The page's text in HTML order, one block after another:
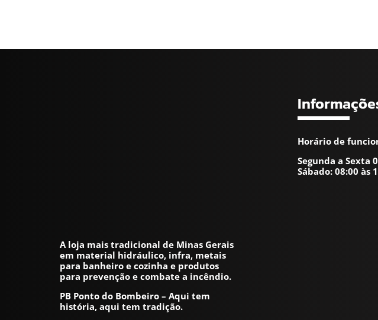
A loja mais tradicional de Minas Gerais
em material hidráulico, infra, metais
para banheiro e cozinha e produtos
para prevenção e combate a incêndio.
PB Ponto do Bombeiro – Aqui tem
história, aqui tem tradição.
Horário de
Segunda a Sexta
Sábado: 08:00 às